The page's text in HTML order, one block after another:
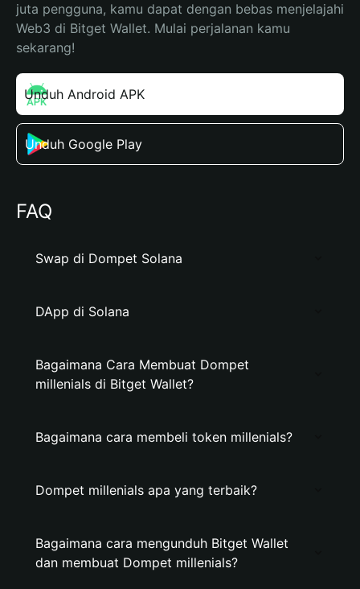
juta pengguna, kamu dapat dengan bebas menjelajahi
Web3 di Bitget Wallet. Mulai perjalanan kamu
sekarang!
Unduh Android APK
Unduh Google Play
FAQ
Swap di Dompet Solana
DApp di Solana
Bagaimana Cara Membuat Dompet
millenials di Bitget Wallet?
Bagaimana cara membeli token millenials?
Dompet millenials apa yang terbaik?
Bagaimana cara mengunduh Bitget Wallet
dan membuat Dompet millenials?